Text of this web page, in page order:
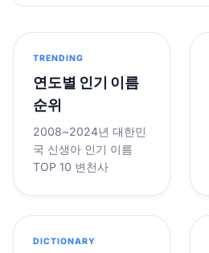
TRENDING
연도별 인기 이름
순위
2008~2024년 대한민
국 신생아 인기 이름
TOP 10 변천사
DICTIONARY